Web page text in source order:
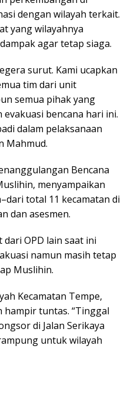
dengan wilayah terkait.
yang wilayahnya
agar tetap siaga.
surut. Kami ucapkan
tim dari unit
semua pihak yang
bencana hari ini.
dalam pelaksanaan
Mahmud.
Bencana
menyampaikan
total 11 kecamatan di
dan asesmen.
dari OPD lain saat ini
namun masih tetap
Muslihin.
Kecamatan Tempe,
tuntas. “Tinggal
di Jalan Serikaya
untuk wilayah